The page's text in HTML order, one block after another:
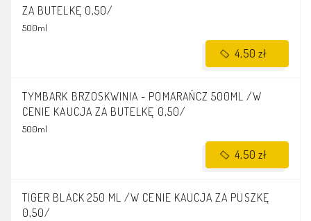
ZA BUTELKĘ 0,50/
500ml
TYMBARK BRZOSKWINIA - POMARAŃCZ 500ML /W
CENIE KAUCJA ZA BUTELKĘ 0,50/
500ml
TIGER BLACK 250 ML /W CENIE KAUCJA ZA PUSZKĘ
0,50/